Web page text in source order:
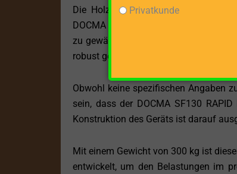
Die Holzbearbeitung erfolgt im
DOCMA SF130 RAPID BENZ ROBIN
zu gewährleisten. Die kompakten
robust genug, um den Anforderungen
Obwohl keine spezifischen Angaben
sein, dass der DOCMA SF130
Konstruktion des Geräts ist darauf
Mit einem Gewicht von 300 kg ist
entwickelt, um den Belastungen im
Privatkunde